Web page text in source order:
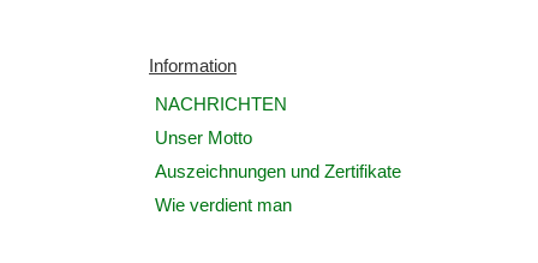
Information
NACHRICHTEN
Unser Motto
Auszeichnungen und Zertifikate
Wie verdient man